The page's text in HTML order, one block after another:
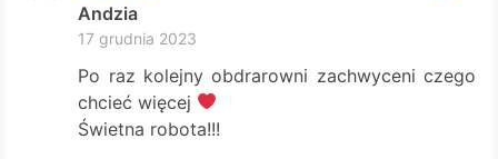
Andzia
17 grudnia 2023
Po raz kolejny obdrarowni zachwyceni czego
chcieć więcej
Świetna robota!!!